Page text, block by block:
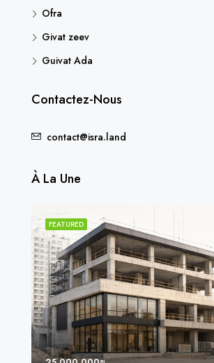
Ofra
Givat zeev
Guivat Ada
Contactez-Nous
contact@isra.land
À La Une
FEATURED